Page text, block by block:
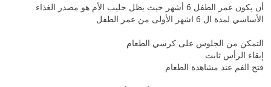
أن يكون عمر الطفل 6 أشهر حيث يظل حليب الأم هو مصدر الغذاء
الأساسي لمدة ال 6 اشهر الأولى من عمر الطفل
التمكن من الجلوس على كرسي الطعام
إبقاء الرأس ثابت
فتح الفم عند مشاهدة الطعام